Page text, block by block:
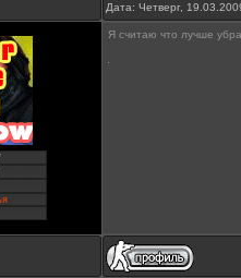
Дата: Четверг,
Я считаю что лучше